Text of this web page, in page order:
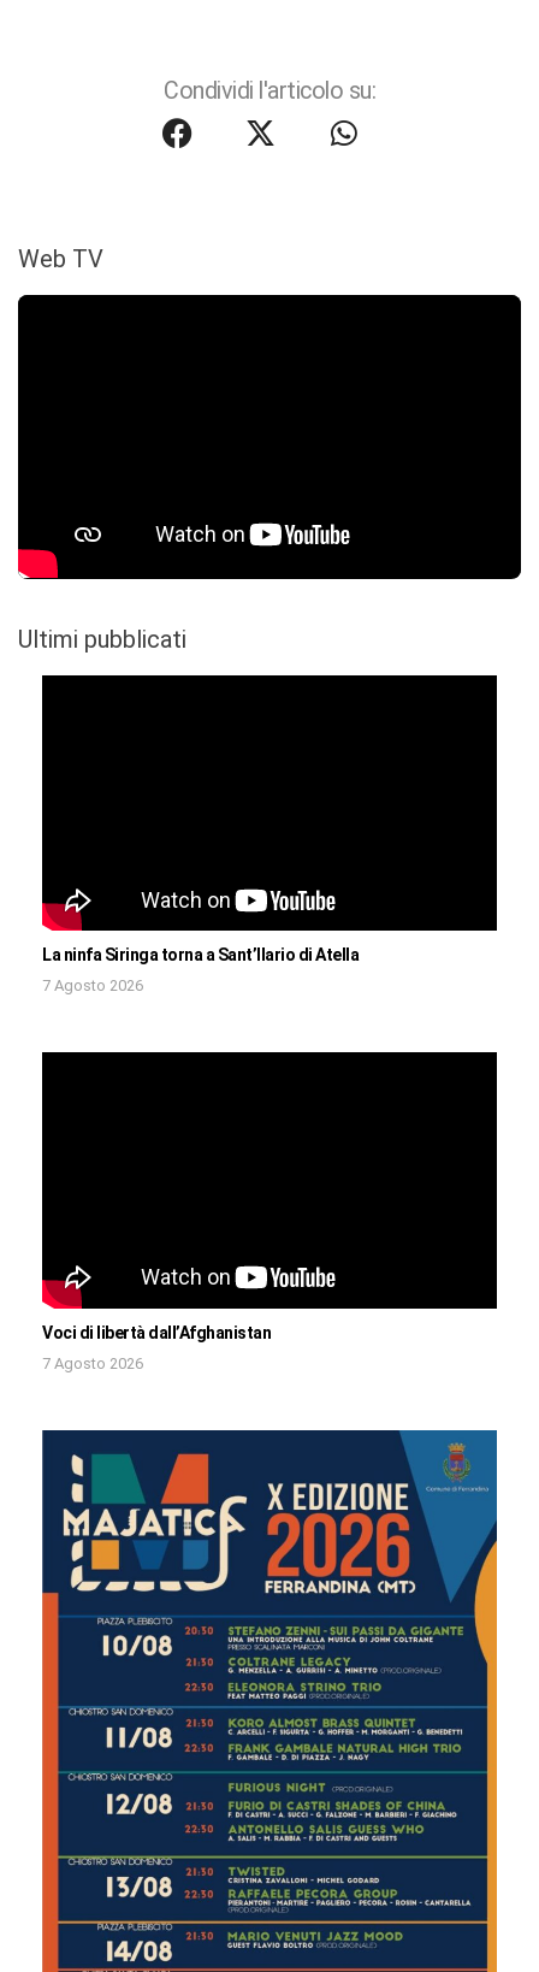
Condividi l'articolo su:
Web TV
Ultimi pubblicati
La ninfa Siringa torna a Sant’Ilario di Atella
7 Agosto 2026
Voci di libertà dall’Afghanistan
7 Agosto 2026